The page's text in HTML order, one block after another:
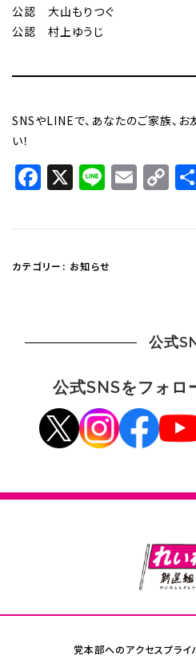
公認 大山もりつぐ
公認 村上ゆうじ
SNSやLINEで、あなたのご家族、
い！
Facebook
X Line
カテゴリー: お知らせ
公式
公式SNSをフォロ
党本部へのアクセスプライ